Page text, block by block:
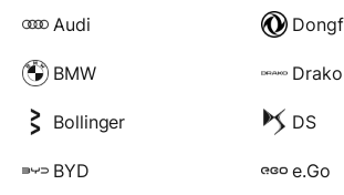
Audi
BMW
Bollinger
BYD
Drako
DS
e.Go